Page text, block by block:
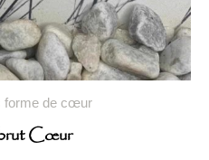
forme de cœur
Cœur